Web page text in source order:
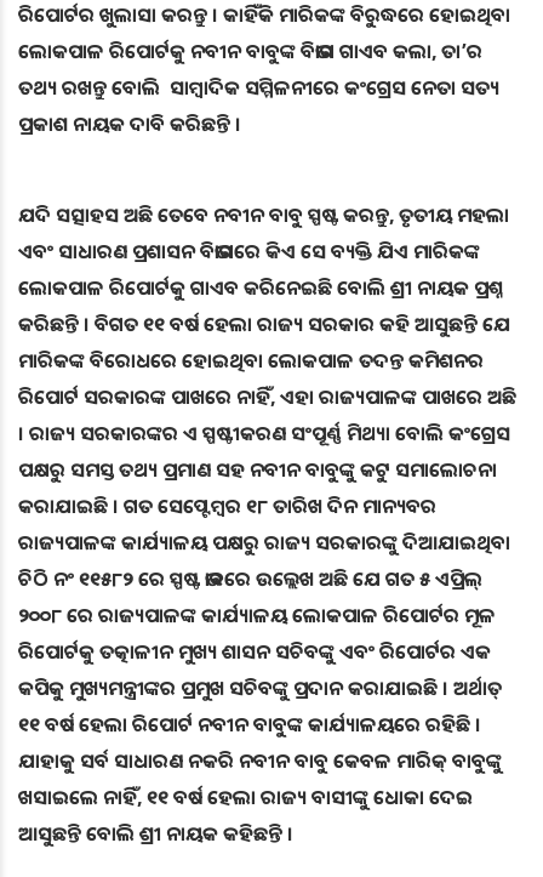
ରିପୋର୍ଟର ଖୁଲାସା କରନ୍ତୁ । କାହିଁକି ମାରିକଙ୍କ ବିରୁଦ୍ଧରେ ହୋଇଥିବା
ଲୋକପାଳ ରିପୋର୍ଟକୁ ନବୀନ ବାବୁଙ୍କ ବିଭାଗ ଗାଏବ କଲା, ତା’ର
ତଥ୍ୟ ରଖନ୍ତୁ ବୋଲି ସାମ୍ବାଦିକ ସମ୍ମିଳନୀରେ କଂଗ୍ରେସ ନେତା ସତ୍ୟ
ପ୍ରକାଶ ନାୟକ ଦାବି କରିଛନ୍ତି ।
ଯଦି ସତ୍ସାହସ ଅଛି ତେବେ ନବୀନ ବାବୁ ସ୍ପଷ୍ଟ କରନ୍ତୁ, ତୃତୀୟ ମହଲା
ଏବଂ ସାଧାରଣ ପ୍ରଶାସନ ବିଭାଗରେ କିଏ ସେ ବ୍ୟକ୍ତି ଯିଏ ମାରିକଙ୍କ
ଲୋକପାଳ ରିପୋର୍ଟକୁ ଗାଏବ କରିନେଇଛି ବୋଲି ଶ୍ରୀ ନାୟକ ପ୍ରଶ୍ନ
କରିଛନ୍ତି । ବିଗତ ୧୧ ବର୍ଷ ହେଲା ରାଜ୍ୟ ସରକାର କହି ଆସୁଛନ୍ତି ଯେ
ମାରିକଙ୍କ ବିରୋଧରେ ହୋଇଥିବା ଲୋକପାଳ ତଦନ୍ତ କମିଶନର
ରିପୋର୍ଟ ସରକାରଙ୍କ ପାଖରେ ନାହିଁ, ଏହା ରାଜ୍ୟପାଳଙ୍କ ପାଖରେ ଅଛି
। ରାଜ୍ୟ ସରକାରଙ୍କର ଏ ସ୍ପଷ୍ଟୀକରଣ ସଂପୂର୍ଣ୍ଣ ମିଥ୍ୟା ବୋଲି କଂଗ୍ରେସ
ପକ୍ଷରୁ ସମସ୍ତ ତଥ୍ୟ ପ୍ରମାଣ ସହ ନବୀନ ବାବୁଙ୍କୁ କଟୁ ସମାଲୋଚନା
କରାଯାଇଛି । ଗତ ସେପ୍ଟେମ୍ବର ୧୮ ତାରିଖ ଦିନ ମାନ୍ୟବର
ରାଜ୍ୟପାଳଙ୍କ କାର୍ଯ୍ୟାଳୟ ପକ୍ଷରୁ ରାଜ୍ୟ ସରକାରଙ୍କୁ ଦିଆଯାଇଥିବା
ଚିଠି ନଂ ୧୧୫୮୨ ରେ ସ୍ପଷ୍ଟ ଭାବରେ ଉଲ୍ଲେଖ ଅଛି ଯେ ଗତ ୫ ଏପ୍ରିଲ୍
୨୦୦୮ ରେ ରାଜ୍ୟପାଳଙ୍କ କାର୍ଯ୍ୟାଳୟ ଲୋକପାଳ ରିପୋର୍ଟର ମୂଳ
ରିପୋର୍ଟକୁ ତତ୍କାଳୀନ ମୁଖ୍ୟ ଶାସନ ସଚିବଙ୍କୁ ଏବଂ ରିପୋର୍ଟର ଏକ
କପିକୁ ମୁଖ୍ୟମନ୍ତ୍ରୀଙ୍କର ପ୍ରମୁଖ ସଚିବଙ୍କୁ ପ୍ରଦାନ କରାଯାଇଛି । ଅର୍ଥାତ୍
୧୧ ବର୍ଷ ହେଲା ରିପୋର୍ଟ ନବୀନ ବାବୁଙ୍କ କାର୍ଯ୍ୟାଳୟରେ ରହିଛି ।
ଯାହାକୁ ସର୍ବ ସାଧାରଣ ନକରି ନବୀନ ବାବୁ କେବଳ ମାରିକ୍ ବାବୁଙ୍କୁ
ଖସାଇଲେ ନାହିଁ, ୧୧ ବର୍ଷ ହେଲା ରାଜ୍ୟ ବାସୀଙ୍କୁ ଧୋକା ଦେଇ
ଆସୁଛନ୍ତି ବୋଲି ଶ୍ରୀ ନାୟକ କହିଛନ୍ତି ।